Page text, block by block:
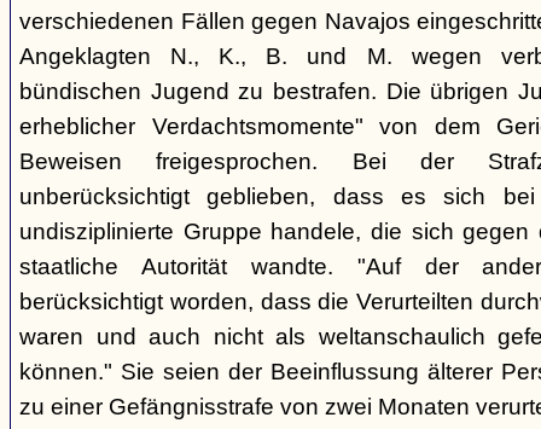
verschiedenen Fällen gegen Navajos
Angeklagten N., K., B. und M. wegen
bündischen Jugend zu bestrafen. Die übrigen
erheblicher Verdachtsmomente" von dem
Beweisen freigesprochen. Bei der
unberücksichtigt geblieben, dass es sich
undisziplinierte Gruppe handele, die sich
staatliche Autorität wandte. "Auf der
berücksichtigt worden, dass die Verurteilten
waren und auch nicht als weltanschaulich
können." Sie seien der Beeinflussung älterer
zu einer Gefängnisstrafe von zwei Monaten